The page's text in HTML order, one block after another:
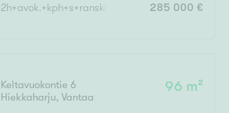
2h+avok.+kph+s+ranskalainen parv.285 000 €
Keltavuokontie 6
Hiekkaharju,Vantaa
96 m²